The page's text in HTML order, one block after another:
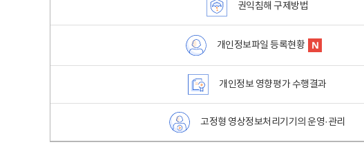
권익침해 구제방법
개인정보파일 등록현황
개인정보 영향평가 수행결과
고정형 영상정보처리기기의 운영·관리